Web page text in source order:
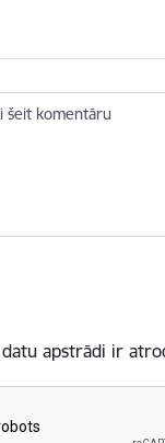
šeit komentāru
apstrādi ir